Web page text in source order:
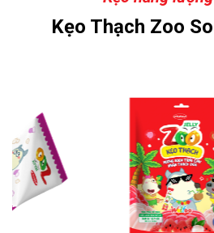
Kẹo Thạch Zoo